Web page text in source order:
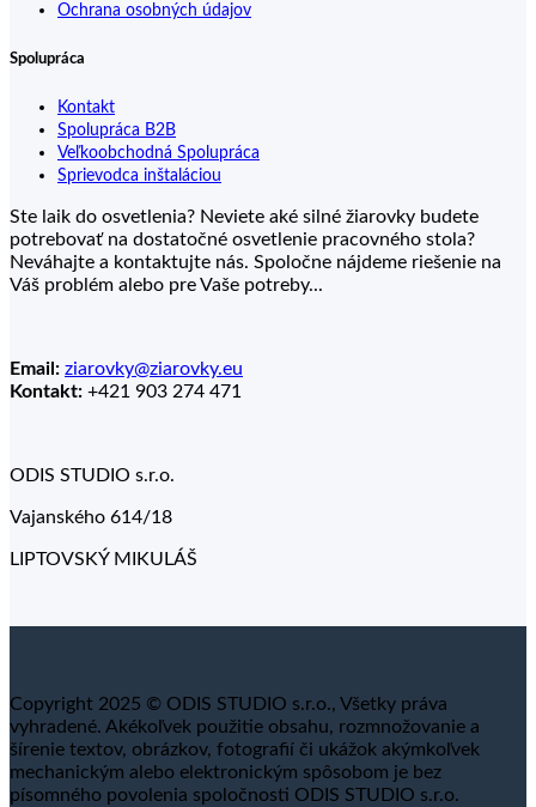
Ochrana osobných údajov
Spolupráca
Kontakt
Spolupráca B2B
Veľkoobchodná Spolupráca
Sprievodca inštaláciou
Ste laik do osvetlenia? Neviete aké silné žiarovky budete
potrebovať na dostatočné osvetlenie pracovného stola?
Neváhajte a kontaktujte nás. Spoločne nájdeme riešenie na
Váš problém alebo pre Vaše potreby...
Email: ziarovky@ziarovky.eu
Kontakt: +421 903 274 471
ODIS STUDIO s.r.o.
Vajanského 614/18
LIPTOVSKÝ MIKULÁŠ
Copyright 2025 © ODIS STUDIO s.r.o., Všetky práva
vyhradené. Akékoľvek použitie obsahu, rozmnožovanie a
šírenie textov, obrázkov, fotografií či ukážok akýmkoľvek
mechanickým alebo elektronickým spôsobom je bez
písomného povolenia spoločnosti ODIS STUDIO s.r.o.